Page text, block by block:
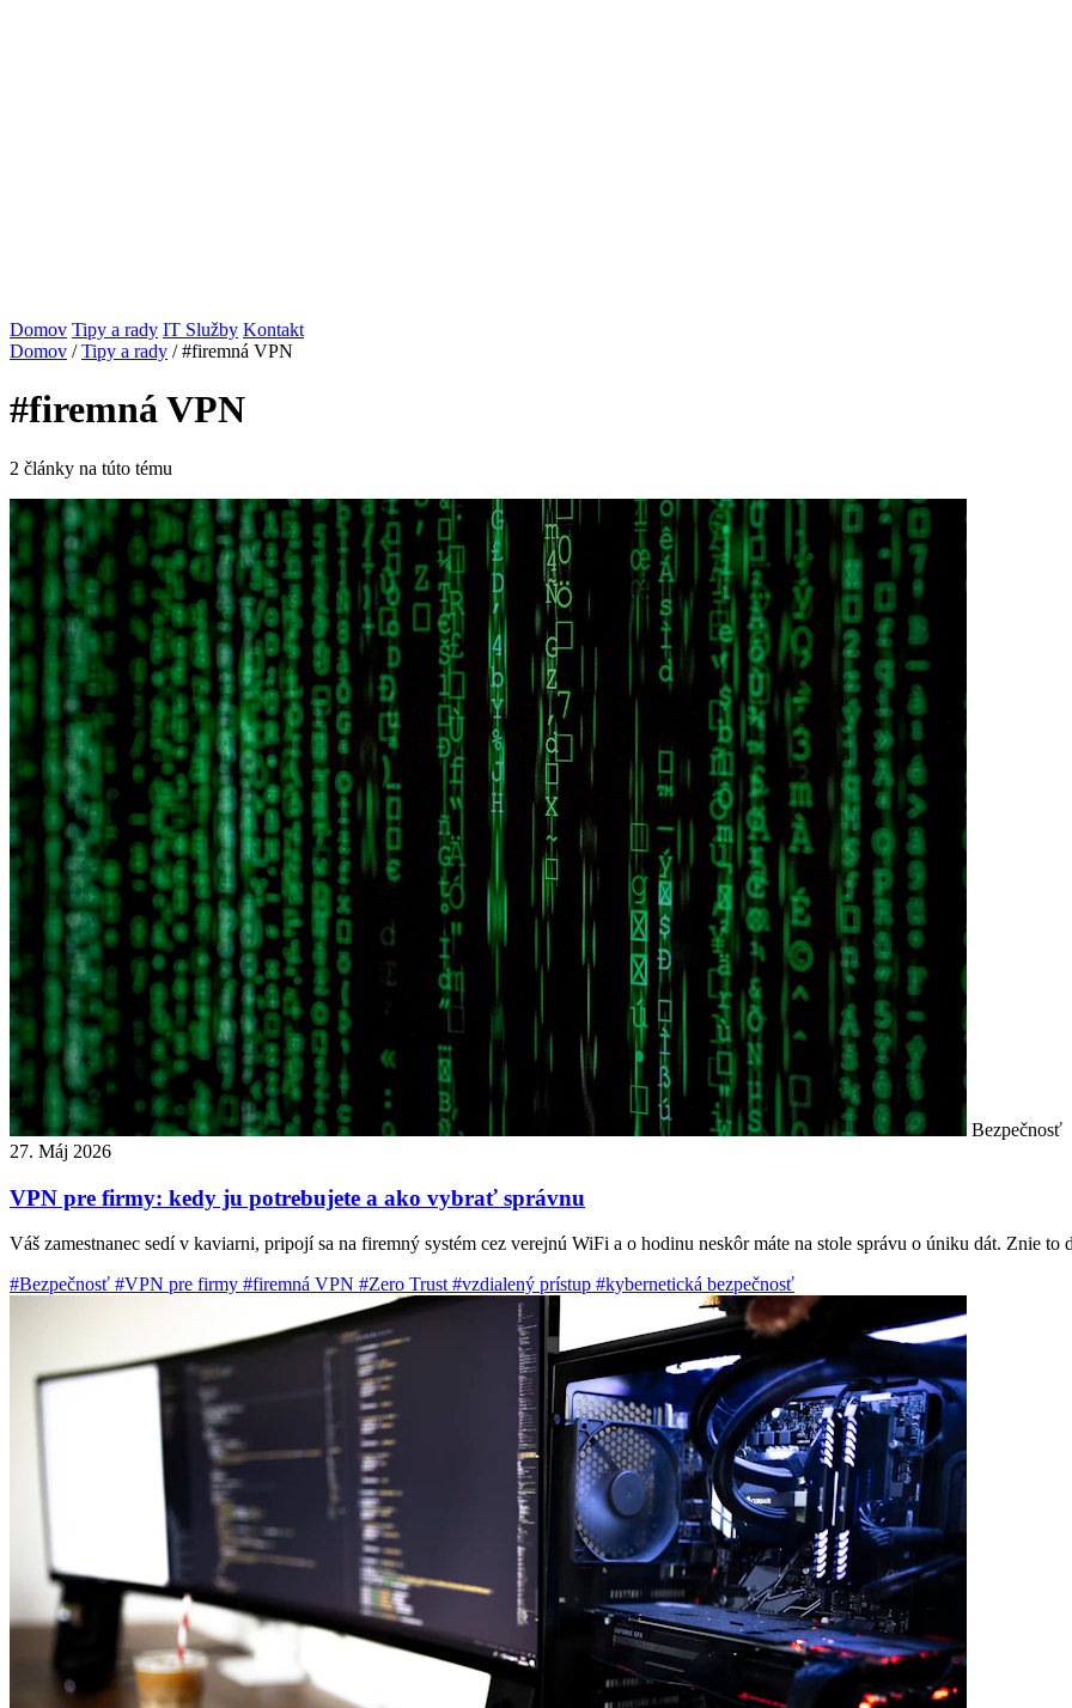
Domov Tipy a rady IT Služby Kontakt
Domov / Tipy a rady / #firemná VPN
#firemná VPN
2 články na túto tému
Bezpečnosť
27. Máj 2026
VPN pre firmy: kedy ju potrebujete a ako vybrať správnu
Váš zamestnanec sedí v kaviarni, pripojí sa na firemný systém cez verejnú WiFi a o hodinu neskôr máte na stole správu o úniku dát. Znie to
#Bezpečnosť #VPN pre firmy #firemná VPN #Zero Trust #vzdialený prístup #kybernetická bezpečnosť